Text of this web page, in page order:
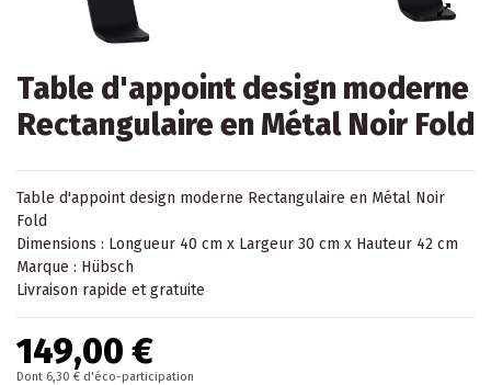
Table d'appoint design moderne
Rectangulaire en Métal Noir Fold
Table d'appoint design moderne Rectangulaire en Métal Noir
Fold
Dimensions : Longueur 40 cm x Largeur 30 cm x Hauteur 42 cm
Marque : Hübsch
Livraison rapide et gratuite
149,00 €
Dont 6,30 € d'éco-participation